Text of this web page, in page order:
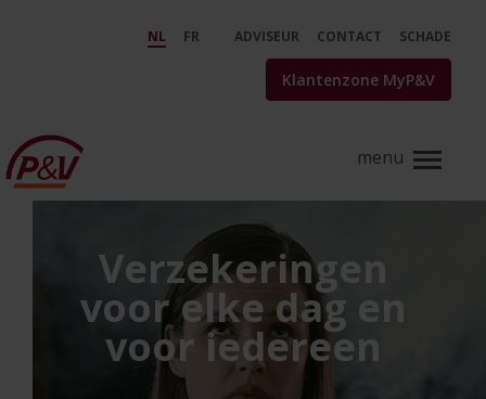
Alle verzekeringen voor
NL FR ADVISEUR CONTACT SCHADE
Klantenzone MyP&V
Verzekeringen
voor elke dag en
voor iedereen